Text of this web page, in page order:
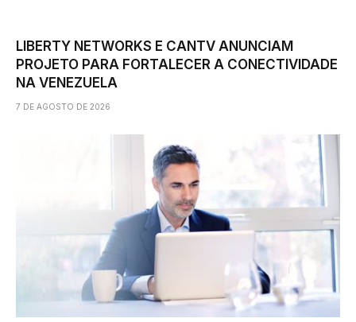
LIBERTY NETWORKS E CANTV ANUNCIAM
PROJETO PARA FORTALECER A CONECTIVIDADE
NA VENEZUELA
7 DE AGOSTO DE 2026